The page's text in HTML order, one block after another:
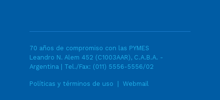
70 años de compromiso con las PYMES
Leandro N. Alem 452 (C1003AAR), C.A.B.A. -
Argentina | Tel./Fax: (011) 5556-5556/02
Políticas y términos de uso Webmail